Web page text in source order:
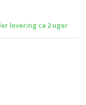
levering ca 2 uger